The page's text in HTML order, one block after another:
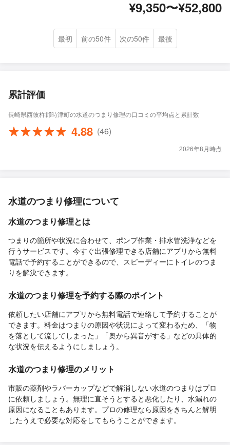
ひ、一度プロの技をお試しください。
まずはお気軽にご相談ください！
¥9,350〜¥52,800
最初 前の50件 次の50件 最後
累計評価
長崎県西彼杵郡時津町の水道のつまり修理の口コミの平均点と累計数
4.88 (46)
2026年8月時点
水道のつまり修理について
水道のつまり修理とは
つまりの箇所や状況に合わせて、ポンプ作業・排水管洗浄などを
行うサービスです。今すぐ出張修理できる店舗にアプリから無料
電話で予約することができるので、スピーディーにトイレのつま
りを解決できます。
水道のつまり修理を予約する際のポイント
依頼したい店舗にアプリから無料電話で連絡して予約することが
できます。料金はつまりの原因や状況によって変わるため、「物
を落として流してしまった」「奥から異音がする」などの具体的
な状況を伝えるようにしましょう。
水道のつまり修理のメリット
市販の薬剤やラバーカップなどで解消しない水道のつまりはプロ
に依頼しましょう。無理に直そうとすると悪化したり、水漏れの
原因になることもあります。プロの修理なら原因をきちんと解明
したうえで必要な対応をしてもらうことができます。